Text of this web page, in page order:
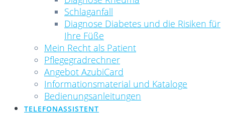
Schlaganfall
Diagnose Diabetes und die Risiken für
Ihre Füße
Mein Recht als Patient
Pflegegradrechner
Angebot AzubiCard
Informationsmaterial und Kataloge
Bedienungsanleitungen
TELEFONASSISTENT